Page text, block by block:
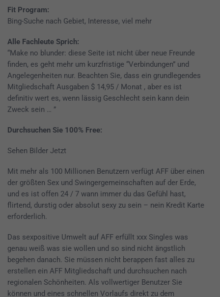
Fit Program:
Bing-Suche nach Gebiet, Interesse, viel mehr
Alle Fachleute Sprich:
“Make no blunder: diese Seite ist nicht über neue Freunde
finden, es geht mehr um kurzfristige “Verbindungen” und
Angelegenheiten nur. Beachten Sie, dass ein grundlegendes
Mitgliedschaft Ausgaben $ 14,95 / Monat , aber es ist
definitiv wert es, wenn lässig Geschlecht sein kann dein
Zweck sein … ”
Durchsuchen Sie 100% Free:
Sehen Bilder Jetzt
Mit mehr als 100 Millionen Benutzern verfügt AFF über einen
der größten Sex und Swingergemeinschaften auf der Erde,
und es ist offen 24 / 7 wann immer du das Gefühl hast,
flirtend, durstig oder absolut sexy zu sein – nein Kredit Karte
erforderlich.
Das sexpositive Umwelt auf AFF erfüllt xxx Singles was
genau weiß was sie wollen und so sind nicht ängstlich
begehen danach. Sie müssen nicht berappen fast alles zu
erstellen ein AFF Mitgliedschaft und durchsuchen nach
regionalen Schönheiten. Als vollwertiger Benutzer Sie
können und eines schnellen Vorlaufs direkt zu dem